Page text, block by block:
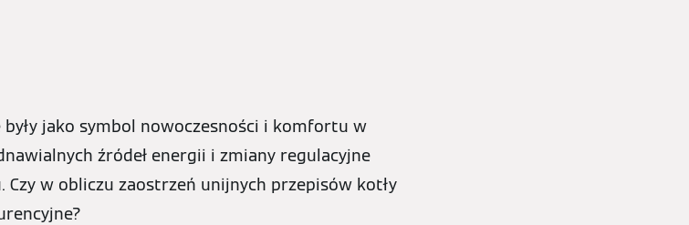
jako symbol nowoczesności i komfortu w
źródeł energii i zmiany regulacyjne
w obliczu zaostrzeń unijnych przepisów kotły